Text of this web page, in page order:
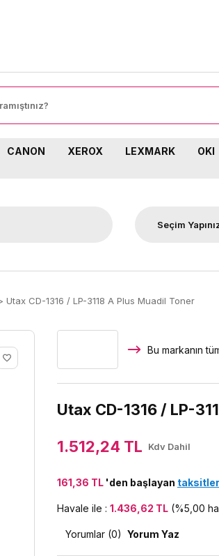
CANON XEROX LEXMARK OKI
Utax CD-1316 / LP-3118 A Plus Muadil Toner
Bu markanın
Utax CD-1316 / LP-
1.512,24 TL Kdv Dahil
161,36 TL 'den başlayan
Havale ile : 1.436,62 TL (%5,00
Yorumlar (0) Yorum Yaz